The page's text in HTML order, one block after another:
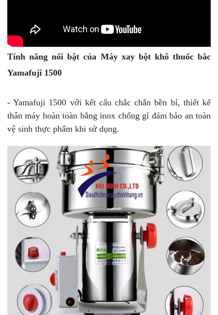
Tính năng nổi bật của Máy xay bột khô thuốc bắc
Yamafuji 1500
- Yamafuji 1500 với kết cấu chắc chắn bền bỉ, thiết kế
thân máy hoàn toàn bằng inox chống gỉ đảm bảo an toàn
vệ sinh thực phẩm khi sử dụng.